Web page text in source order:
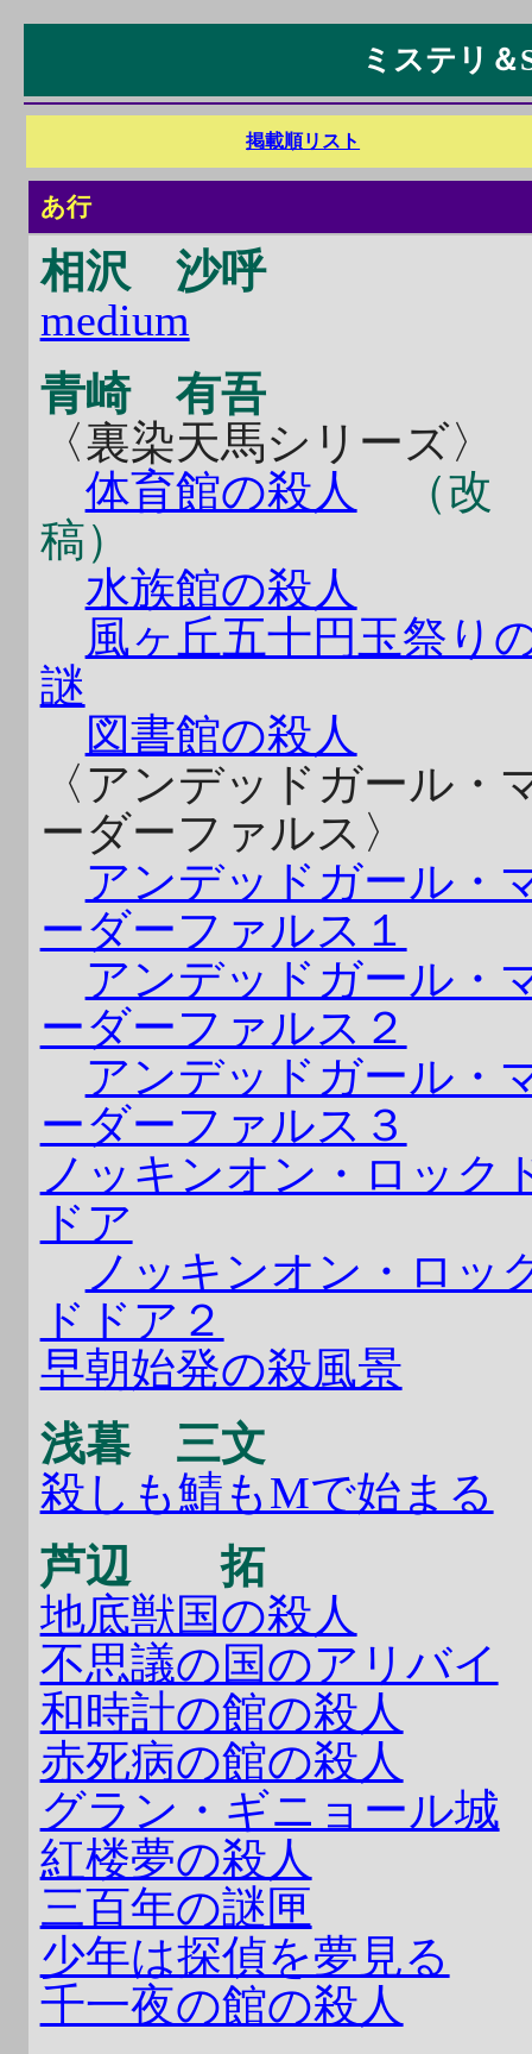
ミステリ
掲載順リスト
あ行
相沢 沙呼
medium
青崎 有吾
〈裏染天馬シリーズ〉
体育館の殺人
（改
稿）
水族館の殺人
風ヶ丘五十円玉祭り
謎
図書館の殺人
〈アンデッドガール・
ーダーファルス〉
アンデッドガール・
ーダーファルス１
アンデッドガール・
ーダーファルス２
アンデッドガール・
ーダーファルス３
ノッキンオン・ロック
ドア
ノッキンオン・ロッ
ドドア２
早朝始発の殺風景
浅暮 三文
殺しも鯖もMで始まる
芦辺 拓
地底獣国の殺人
不思議の国のアリバイ
和時計の館の殺人
赤死病の館の殺人
グラン・ギニョール城
紅楼夢の殺人
三百年の謎匣
少年は探偵を夢見る
千一夜の館の殺人